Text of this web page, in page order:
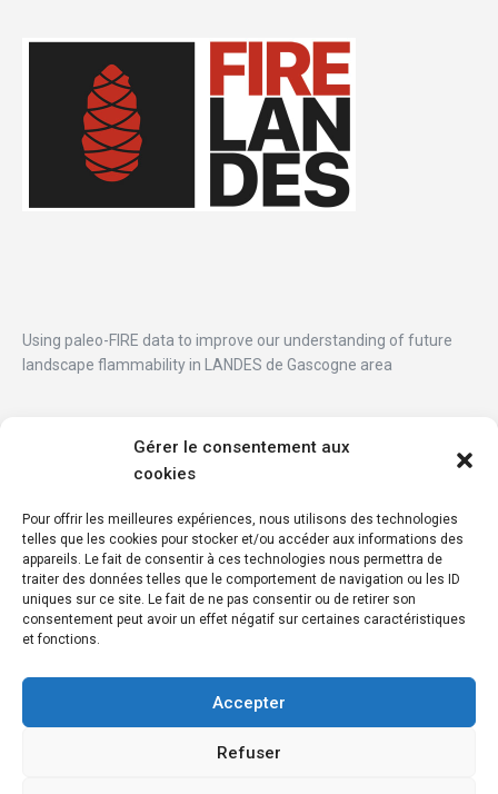
Gérer le consentement aux
cookies
Pour offrir les meilleures expériences, nous utilisons des technologies
telles que les cookies pour stocker et/ou accéder aux informations des
appareils. Le fait de consentir à ces technologies nous permettra de
traiter des données telles que le comportement de navigation ou les ID
uniques sur ce site. Le fait de ne pas consentir ou de retirer son
consentement peut avoir un effet négatif sur certaines caractéristiques
et fonctions.
Accepter
Refuser
Using paleo-FIRE data to improve our understanding of future
landscape flammability in LANDES de Gascogne area
ISEM UMR5554
2 Place E. Bataillon
34095 Montpellier cedex 5 – France
+33 4 67 14 34 80